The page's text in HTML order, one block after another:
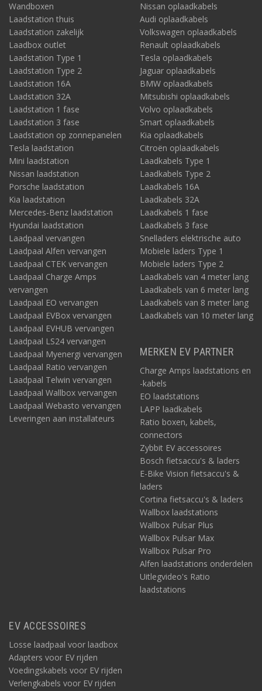
Wandboxen
Laadstation thuis
Laadstation zakelijk
Laadbox outlet
Laadstation Type 1
Laadstation Type 2
Laadstation 16A
Laadstation 32A
Laadstation 1 fase
Laadstation 3 fase
Laadstation op zonnepanelen
Tesla laadstation
Mini laadstation
Nissan laadstation
Porsche laadstation
Kia laadstation
Mercedes-Benz laadstation
Hyundai laadstation
Laadpaal vervangen
Laadpaal Alfen vervangen
Laadpaal CTEK vervangen
Laadpaal Charge Amps
vervangen
Laadpaal EO vervangen
Laadpaal EVBox vervangen
Laadpaal EVHUB vervangen
Laadpaal LS24 vervangen
Laadpaal Myenergi vervangen
Laadpaal Ratio vervangen
Laadpaal Telwin vervangen
Laadpaal Wallbox vervangen
Laadpaal Webasto vervangen
Leveringen aan installateurs
Nissan oplaadkabels
Audi oplaadkabels
Volkswagen oplaadkabels
Renault oplaadkabels
Tesla oplaadkabels
Jaguar oplaadkabels
BMW oplaadkabels
Mitsubishi oplaadkabels
Volvo oplaadkabels
Smart oplaadkabels
Kia oplaadkabels
Citroën oplaadkabels
Laadkabels Type 1
Laadkabels Type 2
Laadkabels 16A
Laadkabels 32A
Laadkabels 1 fase
Laadkabels 3 fase
Snelladers elektrische auto
Mobiele laders Type 1
Mobiele laders Type 2
Laadkabels van 4 meter lang
Laadkabels van 6 meter lang
Laadkabels van 8 meter lang
Laadkabels van 10 meter lang
MERKEN EV PARTNER
Charge Amps laadstations en
-kabels
EO laadstations
LAPP laadkabels
Ratio boxen, kabels,
connectors
Zybbit EV accessoires
Bosch fietsaccu's & laders
E-Bike Vision fietsaccu's &
laders
Cortina fietsaccu's & laders
Wallbox laadstations
Wallbox Pulsar Plus
Wallbox Pulsar Max
Wallbox Pulsar Pro
Alfen laadstations onderdelen
Uitlegvideo's Ratio
laadstations
EV ACCESSOIRES
Losse laadpaal voor laadbox
Adapters voor EV rijden
Voedingskabels voor EV rijden
Verlengkabels voor EV rijden